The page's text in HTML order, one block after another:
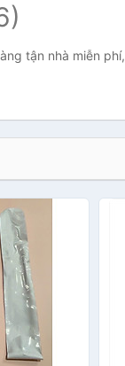
tận nhà miễn phí,